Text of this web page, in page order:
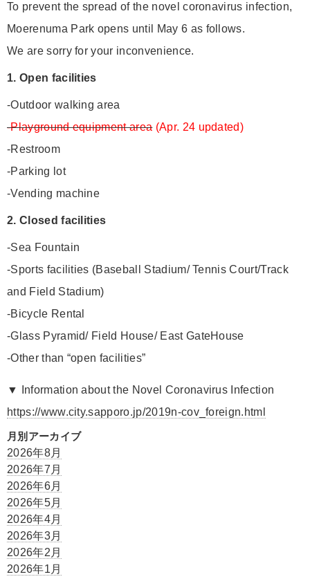
To prevent the spread of the novel coronavirus infection,
Moerenuma Park opens until May 6 as follows.
We are sorry for your inconvenience.
1. Open facilities
-Outdoor walking area
-Playground equipment area(Apr. 24 updated)
-Restroom
-Parking lot
-Vending machine
2. Closed facilities
-Sea Fountain
-Sports facilities (Baseball Stadium/ Tennis Court/Track
and Field Stadium)
-Bicycle Rental
-Glass Pyramid/ Field House/ East GateHouse
-Other than “open facilities”
▼ Information about the Novel Coronavirus Infection
https://www.city.sapporo.jp/2019n-cov_foreign.html
月別アーカイブ
2026年8月
2026年7月
2026年6月
2026年5月
2026年4月
2026年3月
2026年2月
2026年1月